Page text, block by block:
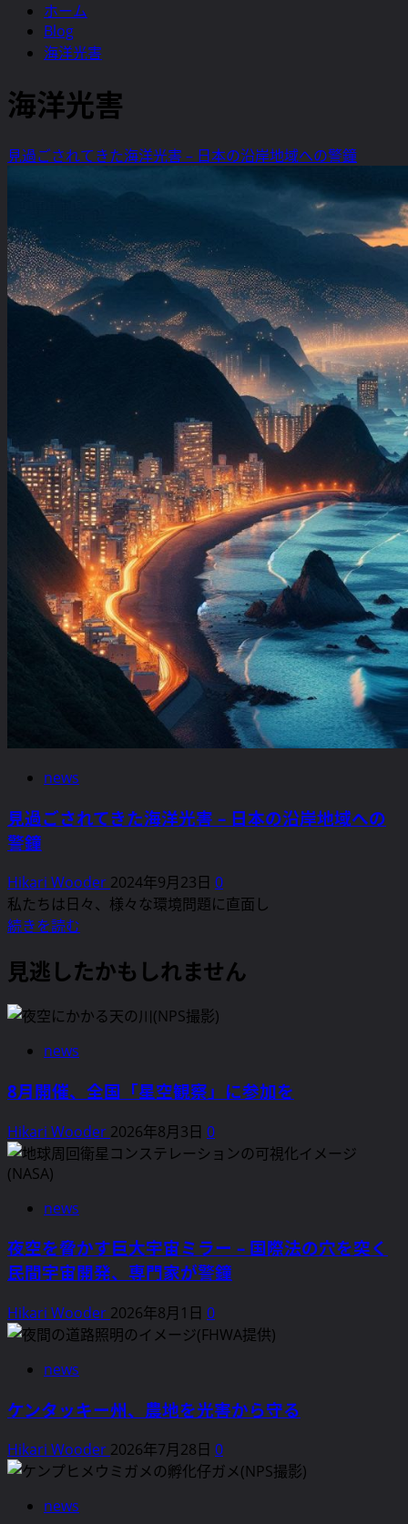
ホーム
Blog
海洋光害
海洋光害
見過ごされてきた海洋光害 – 日本の沿岸地域への警鐘
news
見過ごされてきた海洋光害 – 日本の沿岸地域への
警鐘
Hikari Wooder 2024年9月23日 0
私たちは日々、様々な環境問題に直面し
続きを読む
ご
れ
海
洋
光
害
の
沿
地
域
警
に
つ
見逃したかもしれません
news
8月開催、全国「星空観察」に参加を
Hikari Wooder 2026年8月3日 0
news
夜空を脅かす巨大宇宙ミラー – 国際法の穴を突く
民間宇宙開発、専門家が警鐘
Hikari Wooder 2026年8月1日 0
news
ケンタッキー州、農地を光害から守る
Hikari Wooder 2026年7月28日 0
news